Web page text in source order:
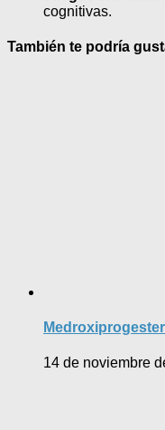
cognitivas.
También te podría
14 de noviembre